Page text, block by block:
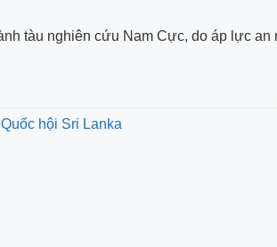
tàu nghiên cứu Nam Cực, do áp lực an
hội Sri Lanka